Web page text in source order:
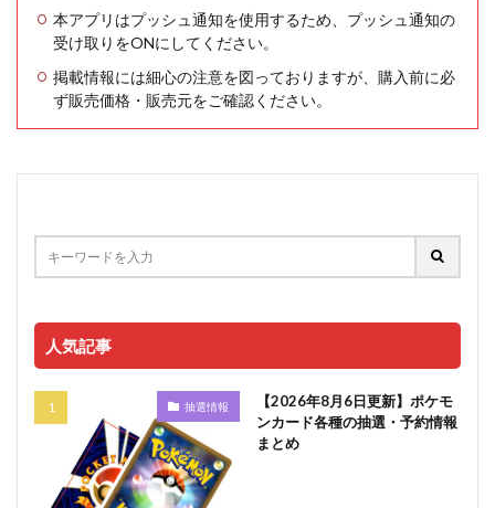
本アプリはプッシュ通知を使用するため、プッシュ通知の
受け取りをONにしてください。
掲載情報には細心の注意を図っておりますが、購入前に必
ず販売価格・販売元をご確認ください。
人気記事
抽選情報
【2026年8月6日更新】ポケモ
ンカード各種の抽選・予約情報
まとめ